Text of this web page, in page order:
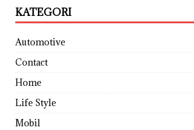
KATEGORI
Automotive
Contact
Home
Life Style
Mobil